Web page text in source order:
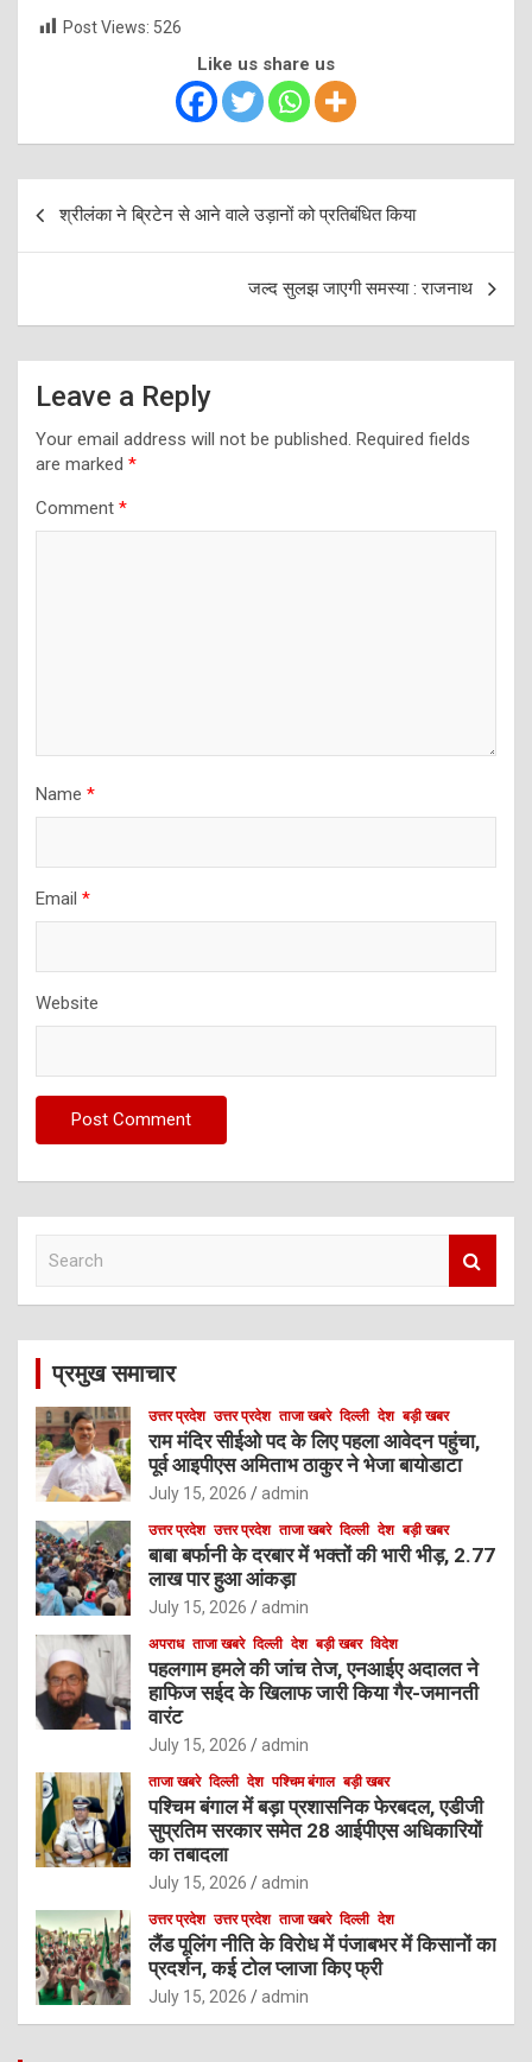
Post Views: 526
Like us share us
Post
navigation
श्रीलंका ने ब्रिटेन से आने वाले उड़ानों को प्रतिबंधित किया
जल्द सुलझ जाएगी समस्या : राजनाथ
Leave a Reply
Your email address will not be published. Required fields
are marked *
Comment *
Name *
Email *
Website
c
प्रमुख समाचार
उत्तर प्रदेश उत्तर प्रदेश ताजा खबरे दिल्ली देश बड़ी खबर
राम मंदिर सीईओ पद के लिए पहला आवेदन पहुंचा,
पूर्व आइपीएस अमिताभ ठाकुर ने भेजा बायोडाटा
July 15, 2026 admin
उत्तर प्रदेश उत्तर प्रदेश ताजा खबरे दिल्ली देश बड़ी खबर
बाबा बर्फानी के दरबार में भक्तों की भारी भीड़, 2.77
लाख पार हुआ आंकड़ा
July 15, 2026 admin
अपराध ताजा खबरे दिल्ली देश बड़ी खबर विदेश
पहलगाम हमले की जांच तेज, एनआईए अदालत ने
हाफिज सईद के खिलाफ जारी किया गैर-जमानती
वारंट
July 15, 2026 admin
ताजा खबरे दिल्ली देश पश्चिम बंगाल बड़ी खबर
पश्चिम बंगाल में बड़ा प्रशासनिक फेरबदल, एडीजी
सुप्रतिम सरकार समेत 28 आईपीएस अधिकारियों
का तबादला
July 15, 2026 admin
उत्तर प्रदेश उत्तर प्रदेश ताजा खबरे दिल्ली देश
लैंड पूलिंग नीति के विरोध में पंजाबभर में किसानों का
प्रदर्शन, कई टोल प्लाजा किए फ्री
July 15, 2026 admin